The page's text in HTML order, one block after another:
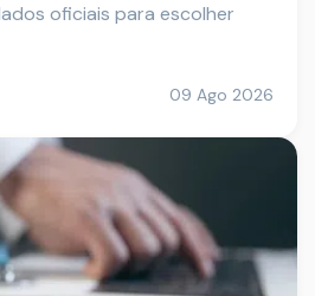
oficiais para escolher
09 Ago 2026